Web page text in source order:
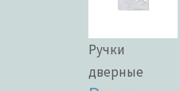
Ручки
дверные